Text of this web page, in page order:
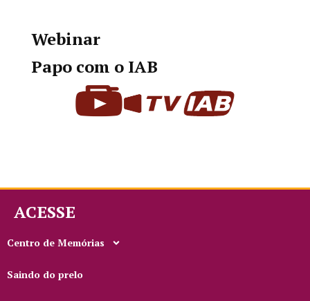
Webinar
Papo com o IAB
ACESSE
Centro de Memórias
Saindo do prelo